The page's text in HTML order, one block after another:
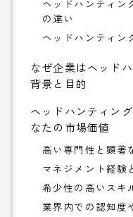
ヘッドハンティン
の違い
ヘッドハンティン
なぜ企業はヘッド
背景と目的
ヘッドハンティン
なたの市場価値
高い専門性と顕著
マネジメント経験
希少性の高いスキ
業界内での認知度